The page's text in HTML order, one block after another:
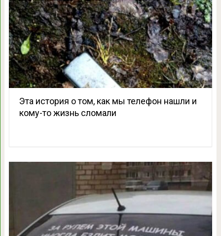
Эта история о том, как мы телефон нашли и
кому-то жизнь сломали